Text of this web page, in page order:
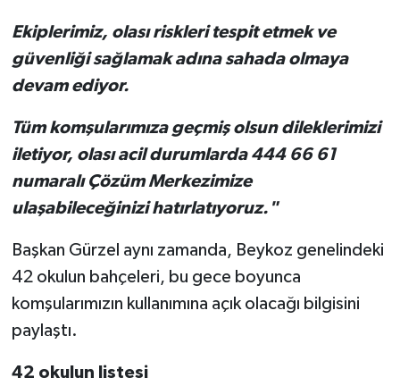
Ekiplerimiz, olası riskleri tespit etmek ve
güvenliği sağlamak adına sahada olmaya
devam ediyor.
Tüm komşularımıza geçmiş olsun dileklerimizi
iletiyor, olası acil durumlarda 444 66 61
numaralı Çözüm Merkezimize
ulaşabileceğinizi hatırlatıyoruz."
Başkan Gürzel aynı zamanda, Beykoz genelindeki
42 okulun bahçeleri, bu gece boyunca
komşularımızın kullanımına açık olacağı bilgisini
paylaştı.
42 okulun listesi